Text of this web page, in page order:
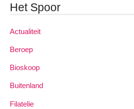
Het Spoor
Actualiteit
Beroep
Bioskoop
Buitenland
Filatelie